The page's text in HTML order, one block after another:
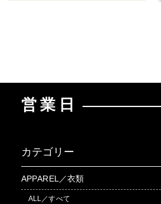
営業日
カテゴリー
APPAREL／衣類
ALL／すべて